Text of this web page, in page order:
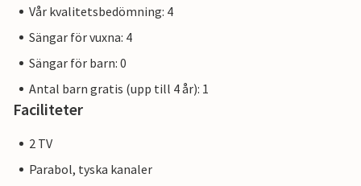
Vår kvalitetsbedömning: 4
Sängar för vuxna: 4
Sängar för barn: 0
Antal barn gratis (upp till 4 år): 1
Faciliteter
2 TV
Parabol, tyska kanaler